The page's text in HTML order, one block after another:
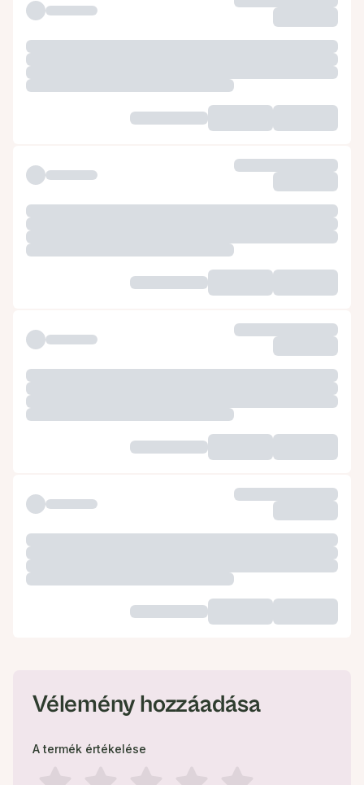
Vélemény hozzáadása
A termék értékelése